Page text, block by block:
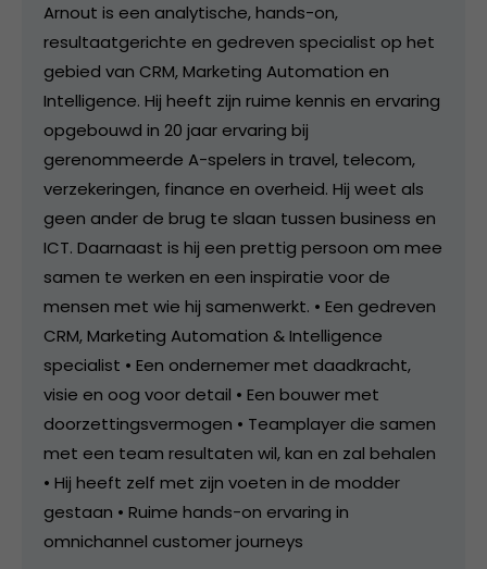
Arnout is een analytische, hands-on,
resultaatgerichte en gedreven specialist op het
gebied van CRM, Marketing Automation en
Intelligence. Hij heeft zijn ruime kennis en ervaring
opgebouwd in 20 jaar ervaring bij
gerenommeerde A-spelers in travel, telecom,
verzekeringen, finance en overheid. Hij weet als
geen ander de brug te slaan tussen business en
ICT. Daarnaast is hij een prettig persoon om mee
samen te werken en een inspiratie voor de
mensen met wie hij samenwerkt. • Een gedreven
CRM, Marketing Automation & Intelligence
specialist • Een ondernemer met daadkracht,
visie en oog voor detail • Een bouwer met
doorzettingsvermogen • Teamplayer die samen
met een team resultaten wil, kan en zal behalen
• Hij heeft zelf met zijn voeten in de modder
gestaan • Ruime hands-on ervaring in
omnichannel customer journeys